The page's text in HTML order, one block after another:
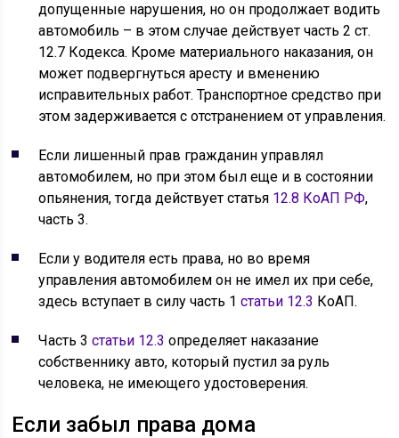
допущенные нарушения, но он продолжает водить
автомобиль – в этом случае действует часть 2 ст.
12.7 Кодекса. Кроме материального наказания, он
может подвергнуться аресту и вменению
исправительных работ. Транспортное средство при
этом задерживается с отстранением от управления.
Если лишенный прав гражданин управлял
автомобилем, но при этом был еще и в состоянии
опьянения, тогда действует статья 12.8 КоАП РФ,
часть 3.
Если у водителя есть права, но во время
управления автомобилем он не имел их при себе,
здесь вступает в силу часть 1статьи 12.3 КоАП.
Часть 3 статьи 12.3 определяет наказание
собственнику авто, который пустил за руль
человека, не имеющего удостоверения.
Если забыл права дома